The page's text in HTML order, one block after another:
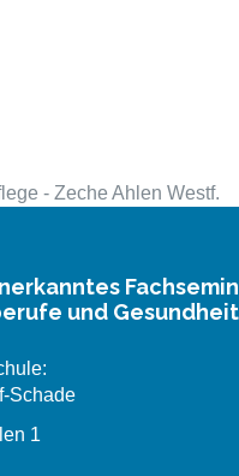
und
Schade
1